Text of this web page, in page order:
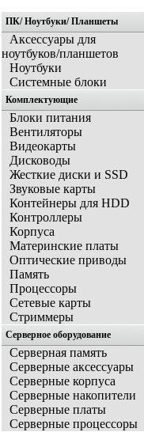
ПК/ Ноутбуки/ Планшеты
Аксессуары для
ноутбуков/планшетов
Ноутбуки
Системные блоки
Комплектующие
Блоки питания
Вентиляторы
Видеокарты
Дисководы
Жесткие диски и SSD
Звуковые карты
Контейнеры для HDD
Контроллеры
Корпуса
Материнские платы
Оптические приводы
Память
Процессоры
Сетевые карты
Стриммеры
Серверное оборудование
Серверная память
Серверные аксессуары
Серверные корпуса
Серверные накопители
Серверные платы
Серверные процессоры